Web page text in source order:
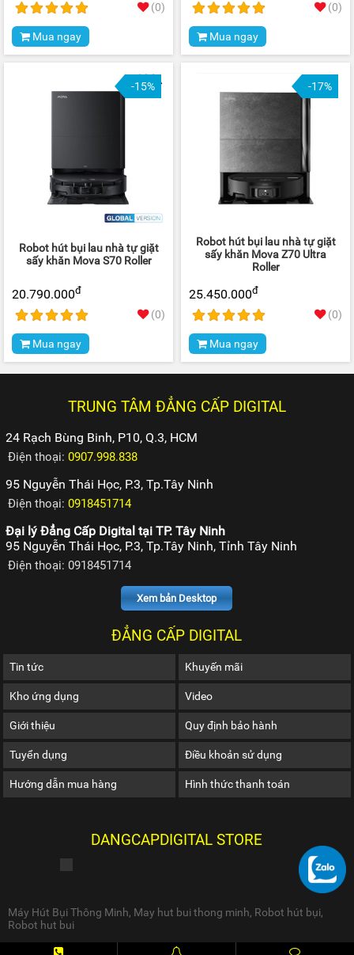
(0)
Mua ngay
(0)
Mua ngay
-15%
Robot hút bụi lau nhà tự giặt
sấy khăn Mova S70 Roller
20.790.000đ
(0)
Mua ngay
-17%
Robot hút bụi lau nhà tự giặt
sấy khăn Mova Z70 Ultra
Roller
25.450.000đ
(0)
Mua ngay
TRUNG TÂM ĐẲNG CẤP DIGITAL
24 Rạch Bùng Binh, P10, Q.3, HCM
Điện thoại:0907.998.838
95 Nguyễn Thái Học, P.3, Tp.Tây Ninh
Điện thoại:0918451714
Đại lý Đẳng Cấp Digital tại TP. Tây Ninh
95 Nguyễn Thái Học, P.3, Tp.Tây Ninh, Tỉnh Tây Ninh
Điện thoại: 0918451714
Xem bản Desktop
ĐẲNG CẤP DIGITAL
Tin tức Khuyến mãi
Kho ứng dụng Video
Giới thiệu Quy định bảo hành
Tuyển dụng Điều khoản sử dụng
Hướng dẫn mua hàng Hình thức thanh toán
DANGCAPDIGITAL STORE
Máy Hút Bụi Thông Minh, May hut bui thong minh, Robot hút bụi,
Robot hut bui